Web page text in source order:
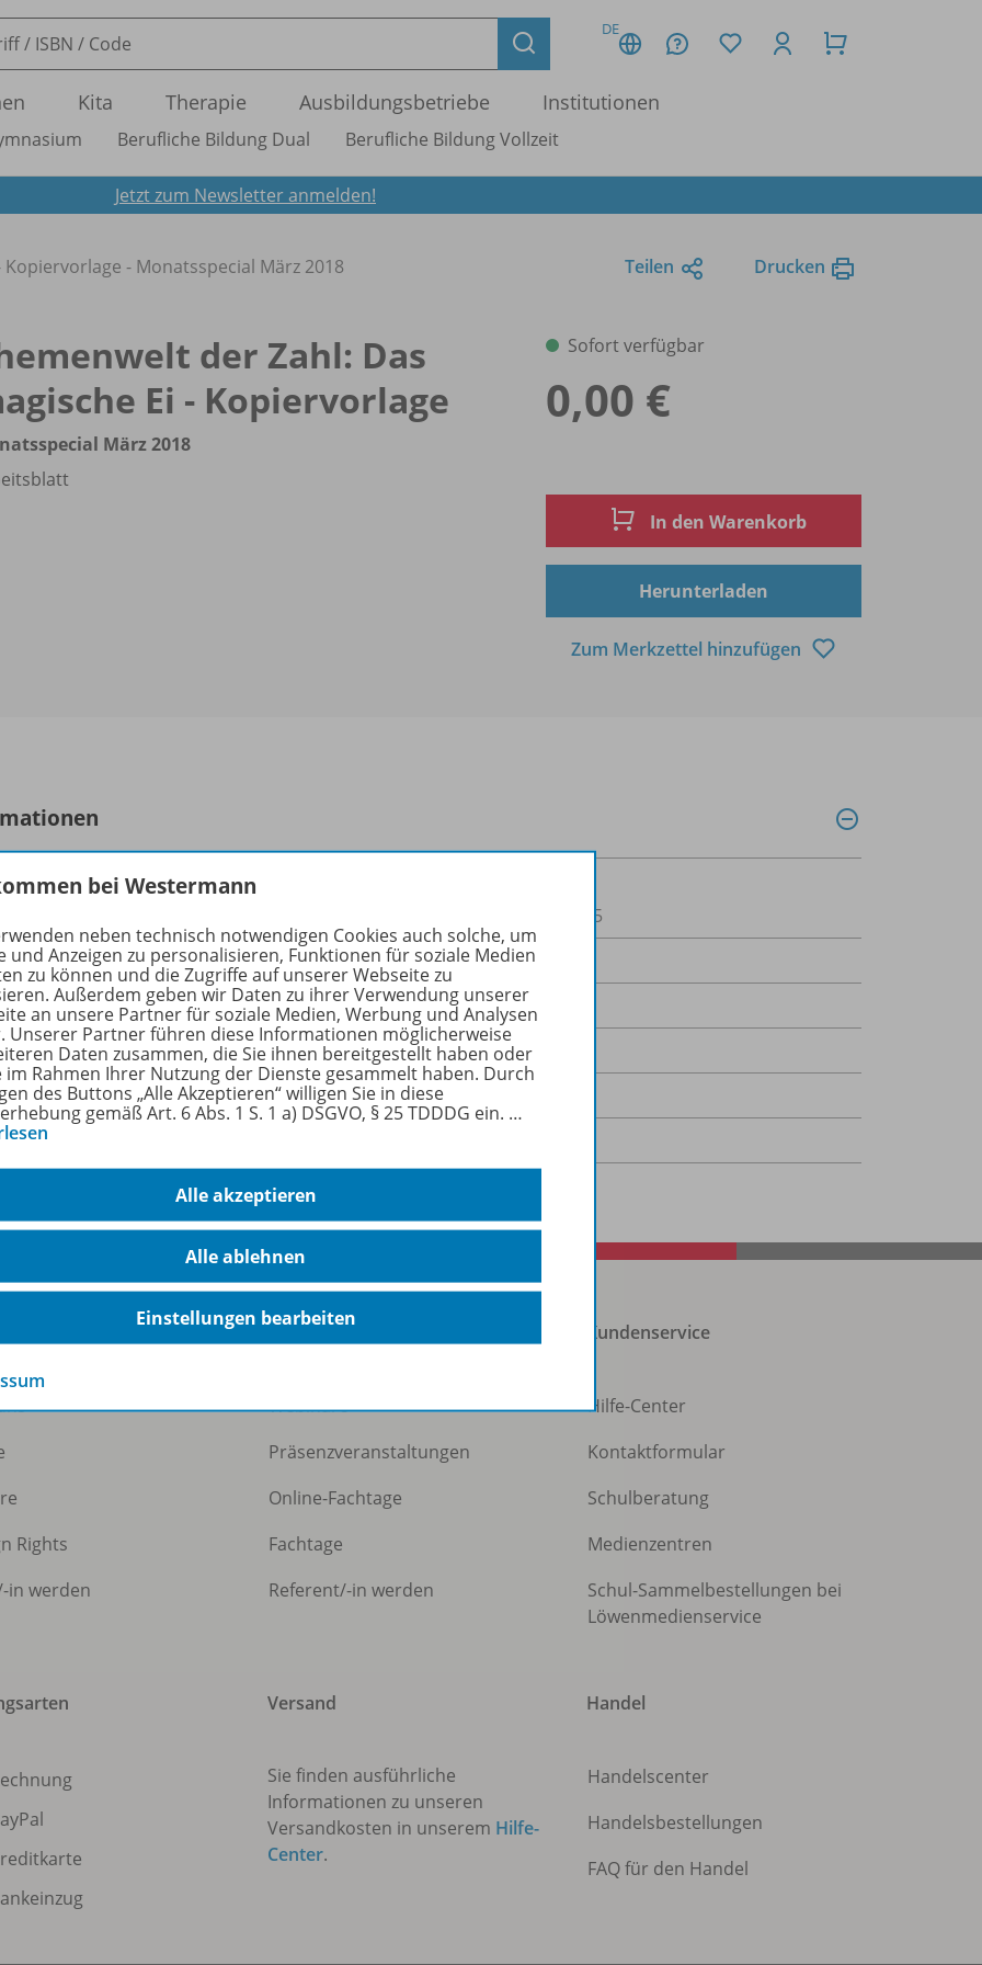
DE
Kita Therapie Ausbildungsbetriebe Institutionen
Berufliche Bildung Dual Berufliche Bildung Vollzeit
Jetzt zum Newsletter anmelden!
- Monatsspecial März 2018 Teilen Drucken
der Zahl: Das
Ei - Kopiervorlage
März 2018
Sofort verfügbar
0,00 €
In den Warenkorb
Herunterladen
Zum Merkzettel hinzufügen
OD100111000715
Grundschule
5
am
28.02.2018
Rights
-in werden
Veranstaltungen
Webinare
Präsenzveranstaltungen
Online-Fachtage
Fachtage
Referent/-in werden
Kundenservice
Hilfe-Center
Kontaktformular
Schulberatung
Medienzentren
Schul-Sammelbestellungen bei
Löwenmedienservice
Versand
Sie finden ausführliche
Informationen zu unseren
Versandkosten in unserem Hilfe-
Center.
Handel
Handelscenter
Handelsbestellungen
FAQ für den Handel
bei Westermann
neben technisch notwendigen Cookies auch solche, um
und Anzeigen zu personalisieren, Funktionen für soziale Medien
zu können und die Zugriffe auf unserer Webseite zu
Außerdem geben wir Daten zu ihrer Verwendung unserer
an unsere Partner für soziale Medien, Werbung und Analysen
Unserer Partner führen diese Informationen möglicherweise
Daten zusammen, die Sie ihnen bereitgestellt haben oder
im Rahmen Ihrer Nutzung der Dienste gesammelt haben. Durch
des Buttons „Alle Akzeptieren“ willigen Sie in diese
gemäß Art. 6 Abs. 1 S. 1 a) DSGVO, § 25 TDDDG ein. …
Alle akzeptieren
Alle ablehnen
Einstellungen bearbeiten